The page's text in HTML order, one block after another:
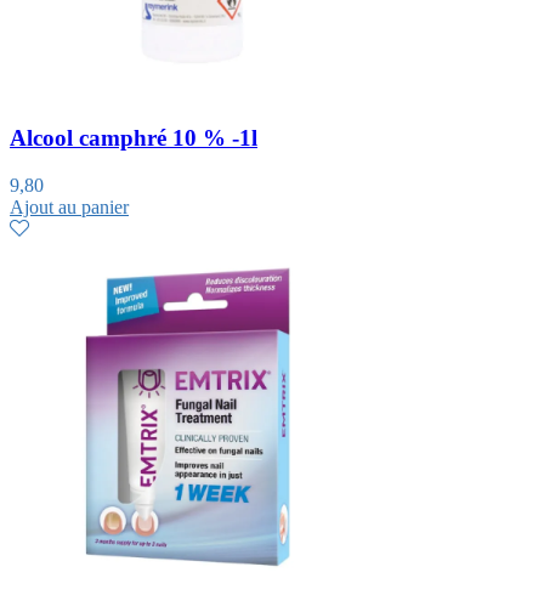
Alcool camphré 10 % -1l
9,80
Ajout au panier